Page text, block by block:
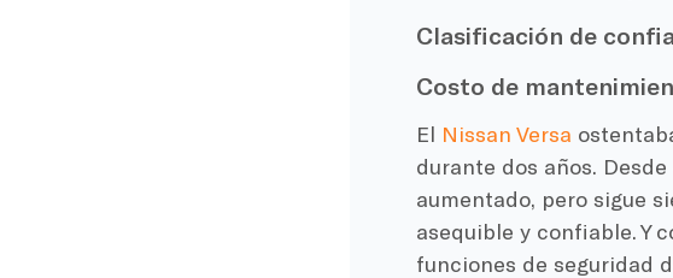
Clasificación de
Costo de
El Nissan Versa
durante dos años.
aumentado, pero sigue
asequible y confiable. Y
funciones de seguridad